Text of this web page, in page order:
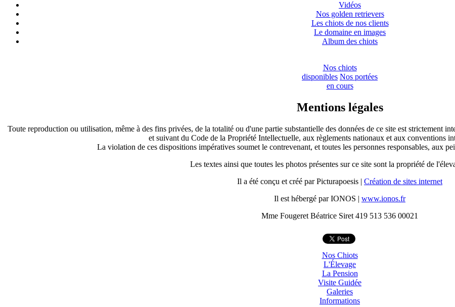
Vidéos
Nos golden retrievers
Les chiots de nos clients
Le domaine en images
Album des chiots
Nos chiots
disponibles Nos portées
en cours
Mentions légales
Toute reproduction ou utilisation, même à des fins privées, de la totalité ou d'une partie substantielle des données de ce site est strictement
et suivant du Code de la Propriété Intellectuelle, aux règlements nationaux et aux conventions
La violation de ces dispositions impératives soumet le contrevenant, et toutes les personnes responsables, aux
Les textes ainsi que toutes les photos présentes sur ce site sont la propriété de
Il a été conçu et créé par Picturapoesis | Création de sites internet
Il est hébergé par IONOS | www.ionos.fr
Mme Fougeret Béatrice Siret 419 513 536 00021
Nos Chiots
L'Élevage
La Pension
Visite Guidée
Galeries
Informations